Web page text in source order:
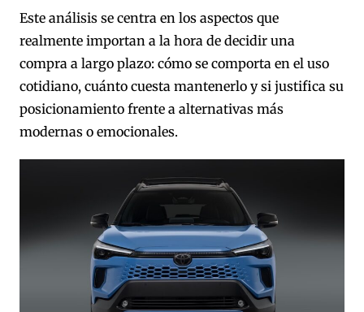
Este análisis se centra en los aspectos que
realmente importan a la hora de decidir una
compra a largo plazo: cómo se comporta en el uso
cotidiano, cuánto cuesta mantenerlo y si justifica su
posicionamiento frente a alternativas más
modernas o emocionales.